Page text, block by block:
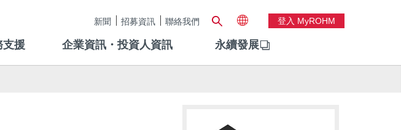
新聞 招募資訊 聯絡我們 登入 MyROHM
支援 企業資訊・投資人資訊 永續發展